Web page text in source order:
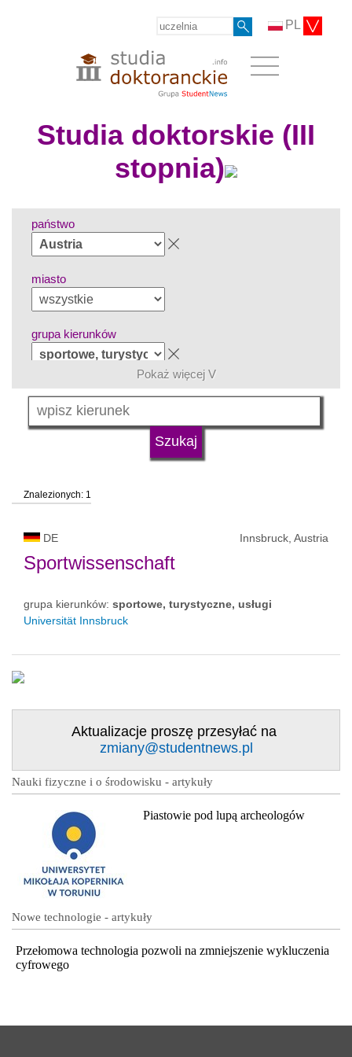
PL
Studia doktorskie (III
stopnia)
państwo
miasto
grupa kierunków
język
status uczelni
Pokaż więcej V
Znalezionych: 1
DE Innsbruck, Austria
Sportwissenschaft
grupa kierunków: sportowe, turystyczne, usługi
Universität Innsbruck
Aktualizacje proszę przesyłać na
zmiany@studentnews.pl
Nauki fizyczne i o środowisku - artykuły
Piastowie pod lupą archeologów
Nowe technologie - artykuły
Przełomowa technologia pozwoli na zmniejszenie wykluczenia
cyfrowego